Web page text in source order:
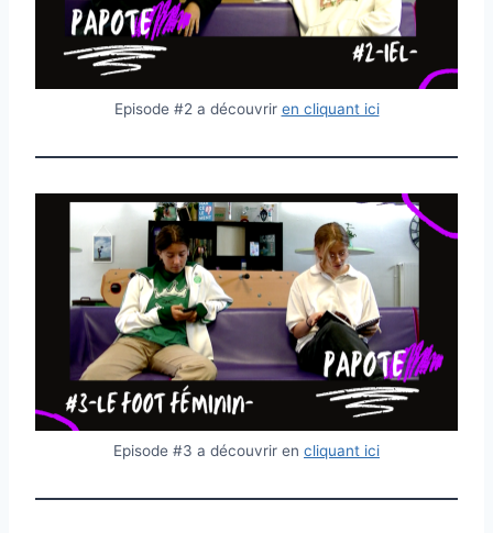
Episode #2 a découvrir en cliquant ici
Episode #3 a découvrir en cliquant ici